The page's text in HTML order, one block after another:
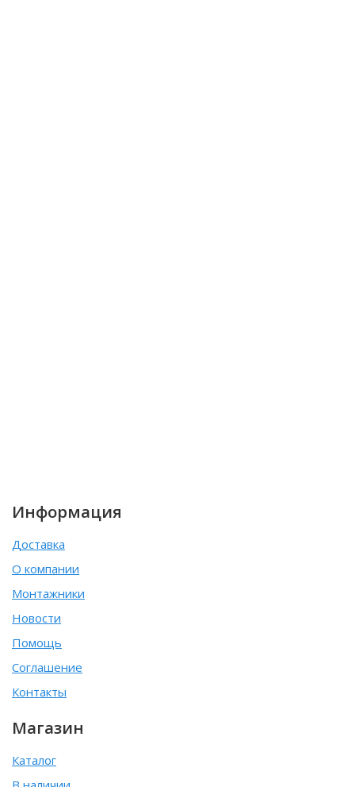
Информация
Доставка
О компании
Монтажники
Новости
Помощь
Соглашение
Контакты
Магазин
Каталог